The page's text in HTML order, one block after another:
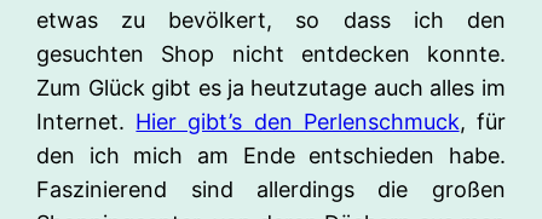
etwas zu bevölkert, so dass ich den
gesuchten Shop nicht entdecken konnte.
Zum Glück gibt es ja heutzutage auch alles im
Internet. Hier gibt’s den Perlenschmuck, für
den ich mich am Ende entschieden habe.
Faszinierend sind allerdings die großen